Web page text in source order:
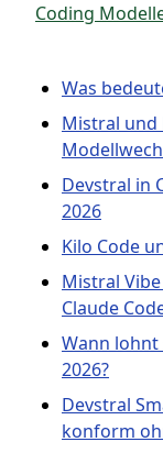
Coding
Was
Mistral und
Devstral in
2026
Kilo Code
Mistral
Claude
Wann lohnt
2026?
Devstral
konform